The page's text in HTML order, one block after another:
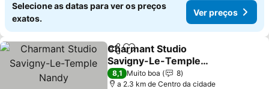
Selecione as datas para ver os preços
exatos.
Ver preços
PartilharAdicionar aos favoritos
Charmant Studio
Savigny-Le-Temple
Nandy
Ver preços
8,1 Muito boa
8
a 2.3 km de Centro da cidade